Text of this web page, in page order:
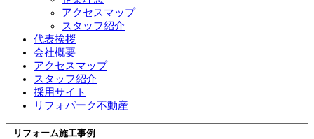
アクセスマップ
スタッフ紹介
代表挨拶
会社概要
アクセスマップ
スタッフ紹介
採用サイト
リフォパーク不動産
リフォーム施工事例